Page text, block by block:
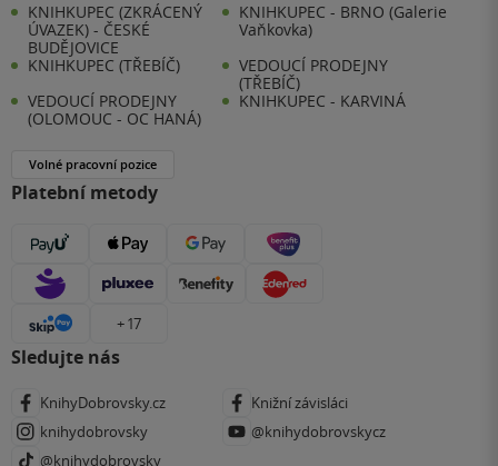
KNIHKUPEC (ZKRÁCENÝ
ÚVAZEK) - ČESKÉ
BUDĚJOVICE
KNIHKUPEC - BRNO (Galerie
Vaňkovka)
KNIHKUPEC (TŘEBÍČ)
VEDOUCÍ PRODEJNY
(TŘEBÍČ)
VEDOUCÍ PRODEJNY
(OLOMOUC - OC HANÁ)
KNIHKUPEC - KARVINÁ
Volné pracovní pozice
Platební metody
+ 17
Sledujte nás
KnihyDobrovsky.cz
Knižní závisláci
knihydobrovsky
@knihydobrovskycz
@knihydobrovsky